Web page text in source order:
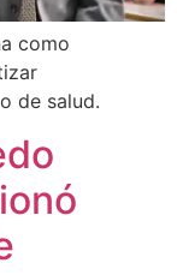
como
de salud.